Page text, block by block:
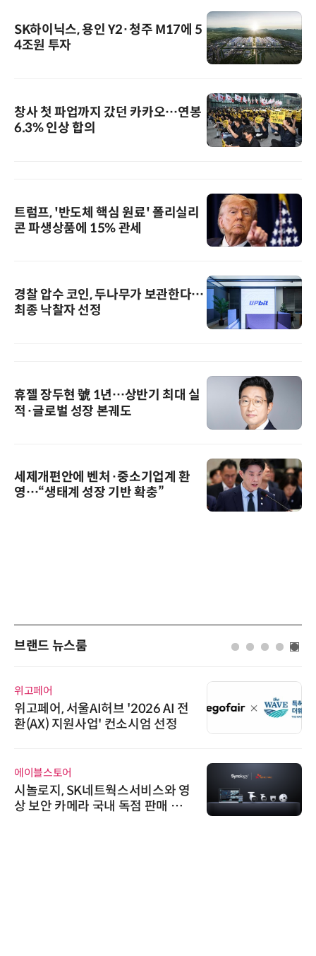
SK하이닉스, 용인 Y2·청주 M17에 5
4조원 투자
창사 첫 파업까지 갔던 카카오…연봉
6.3% 인상 합의
트럼프, '반도체 핵심 원료' 폴리실리
콘 파생상품에 15% 관세
경찰 압수 코인, 두나무가 보관한다…
최종 낙찰자 선정
휴젤 장두현 號 1년…상반기 최대 실
적·글로벌 성장 본궤도
세제개편안에 벤처·중소기업계 환
영…“생태계 성장 기반 확충”
브랜드 뉴스룸
위고페어
위고페어, 서울AI허브 '2026 AI 전
환(AX) 지원사업' 컨소시엄 선정
에이블스토어
시놀로지, SK네트웍스서비스와 영
상 보안 카메라 국내 독점 판매 파